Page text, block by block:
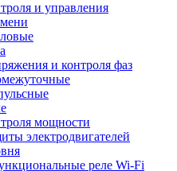
и управления
и контроля фаз
мощности
электродвигателей
реле Wi-Fi